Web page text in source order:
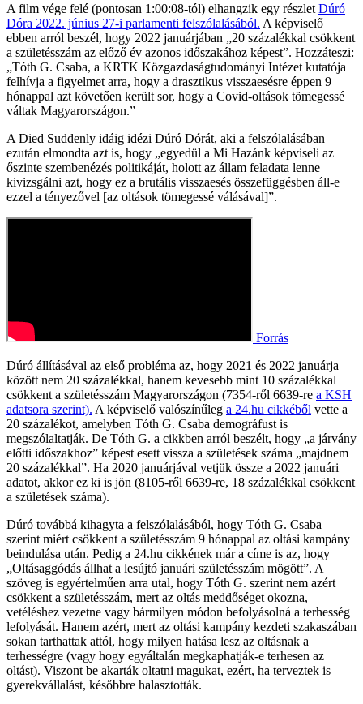
A film vége felé (pontosan 1:00:08-tól) elhangzik egy részlet Dúró
Dóra 2022. június 27-i parlamenti felszólalásából. A képviselő
ebben arról beszél, hogy 2022 januárjában „20 százalékkal csökkent
a születésszám az előző év azonos időszakához képest”. Hozzáteszi:
„Tóth G. Csaba, a KRTK Közgazdaságtudományi Intézet kutatója
felhívja a figyelmet arra, hogy a drasztikus visszaesésre éppen 9
hónappal azt követően került sor, hogy a Covid-oltások tömegessé
váltak Magyarországon.”
A Died Suddenly idáig idézi Dúró Dórát, aki a felszólalásában
ezután elmondta azt is, hogy „egyedül a Mi Hazánk képviseli az
őszinte szembenézés politikáját, holott az állam feladata lenne
kivizsgálni azt, hogy ez a brutális visszaesés összefüggésben áll-e
ezzel a tényezővel [az oltások tömegessé válásával]”.
Forrás
Dúró állításával az első probléma az, hogy 2021 és 2022 januárja
között nem 20 százalékkal, hanem kevesebb mint 10 százalékkal
csökkent a születésszám Magyarországon (7354-ről 6639-re a KSH
adatsora szerint). A képviselő valószínűleg a 24.hu cikkéből vette a
20 százalékot, amelyben Tóth G. Csaba demográfust is
megszólaltatják. De Tóth G. a cikkben arról beszélt, hogy „a járvány
előtti időszakhoz” képest esett vissza a születések száma „majdnem
20 százalékkal”. Ha 2020 januárjával vetjük össze a 2022 januári
adatot, akkor ez ki is jön (8105-ről 6639-re, 18 százalékkal csökkent
a születések száma).
Dúró továbbá kihagyta a felszólalásából, hogy Tóth G. Csaba
szerint miért csökkent a születésszám 9 hónappal az oltási kampány
beindulása után. Pedig a 24.hu cikkének már a címe is az, hogy
„Oltásaggódás állhat a lesújtó januári születésszám mögött”. A
szöveg is egyértelműen arra utal, hogy Tóth G. szerint nem azért
csökkent a születésszám, mert az oltás meddőséget okozna,
vetéléshez vezetne vagy bármilyen módon befolyásolná a terhesség
lefolyását. Hanem azért, mert az oltási kampány kezdeti szakaszában
sokan tarthattak attól, hogy milyen hatása lesz az oltásnak a
terhességre (vagy hogy egyáltalán megkaphatják-e terhesen az
oltást). Viszont be akarták oltatni magukat, ezért, ha terveztek is
gyerekvállalást, későbbre halasztották.